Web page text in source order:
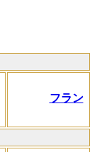
フラン